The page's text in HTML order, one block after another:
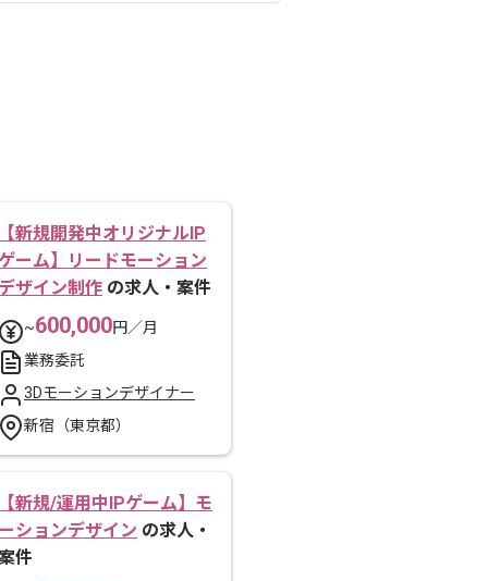
【新規開発中オリジナルIP
ゲーム】リードモーション
デザイン制作 の求人・案件
~600,000円／月
業務委託
3Dモーションデザイナー
新宿（東京都）
【新規/運用中IPゲーム】モ
ーションデザイン の求人・
件